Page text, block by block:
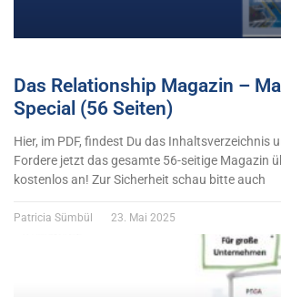
Das Relationship Magazin –
Special (56 Seiten)
Hier, im PDF, findest Du das Inhaltsverzeichnis
Fordere jetzt das gesamte 56-seitige Magazin
kostenlos an! Zur Sicherheit schau bitte auch
Patricia Sümbül 23. Mai 2025